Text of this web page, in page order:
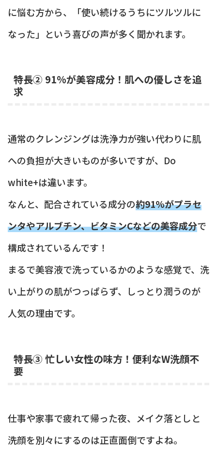
に悩む方から、「使い続けるうちにツルツルに
なった」という喜びの声が多く聞かれます。
特長② 91%が美容成分！肌への優しさを追
求
通常のクレンジングは洗浄力が強い代わりに肌
への負担が大きいものが多いですが、Do
white+は違います。
なんと、配合されている成分の約91%がプラセ
ンタやアルブチン、ビタミンCなどの美容成分で
構成されているんです！
まるで美容液で洗っているかのような感覚で、洗
い上がりの肌がつっぱらず、しっとり潤うのが
人気の理由です。
特長③ 忙しい女性の味方！便利なW洗顔不
要
仕事や家事で疲れて帰った夜、メイク落としと
洗顔を別々にするのは正直面倒ですよね。